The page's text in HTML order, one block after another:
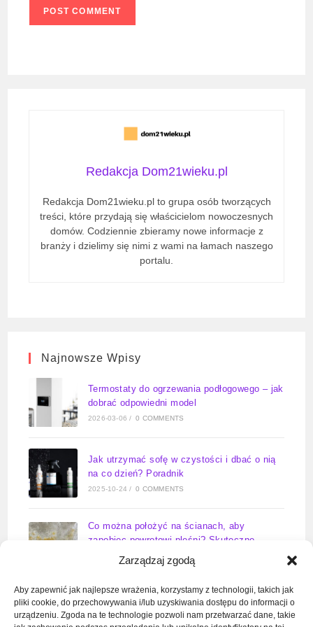
Zarządzaj zgodą
Aby zapewnić jak najlepsze wrażenia, korzystamy z technologii, takich jak
pliki cookie, do przechowywania i/lub uzyskiwania dostępu do informacji o
urządzeniu. Zgoda na te technologie pozwoli nam przetwarzać dane, takie
comment
URL
Redakcja Dom21wieku.pl
Redakcja Dom21wieku.pl to grupa osób tworzących
treści, które przydają się właścicielom nowoczesnych
domów. Codziennie zbieramy nowe informacje z
branży i dzielimy się nimi z wami na łamach naszego
portalu.
Najnowsze Wpisy
Termostaty do ogrzewania podłogowego – jak
dobrać odpowiedni model
2026-03-06 / 0 COMMENTS
Jak utrzymać sofę w czystości i dbać o nią
na co dzień? Poradnik
2025-10-24 / 0 COMMENTS
Co można położyć na ścianach, aby
zapobiec powrotowi pleśni? Skuteczne
rozwiązania na lata
0 COMMENTS
Zawór wody do pralki kiedy otwarty –
kompletny poradnik